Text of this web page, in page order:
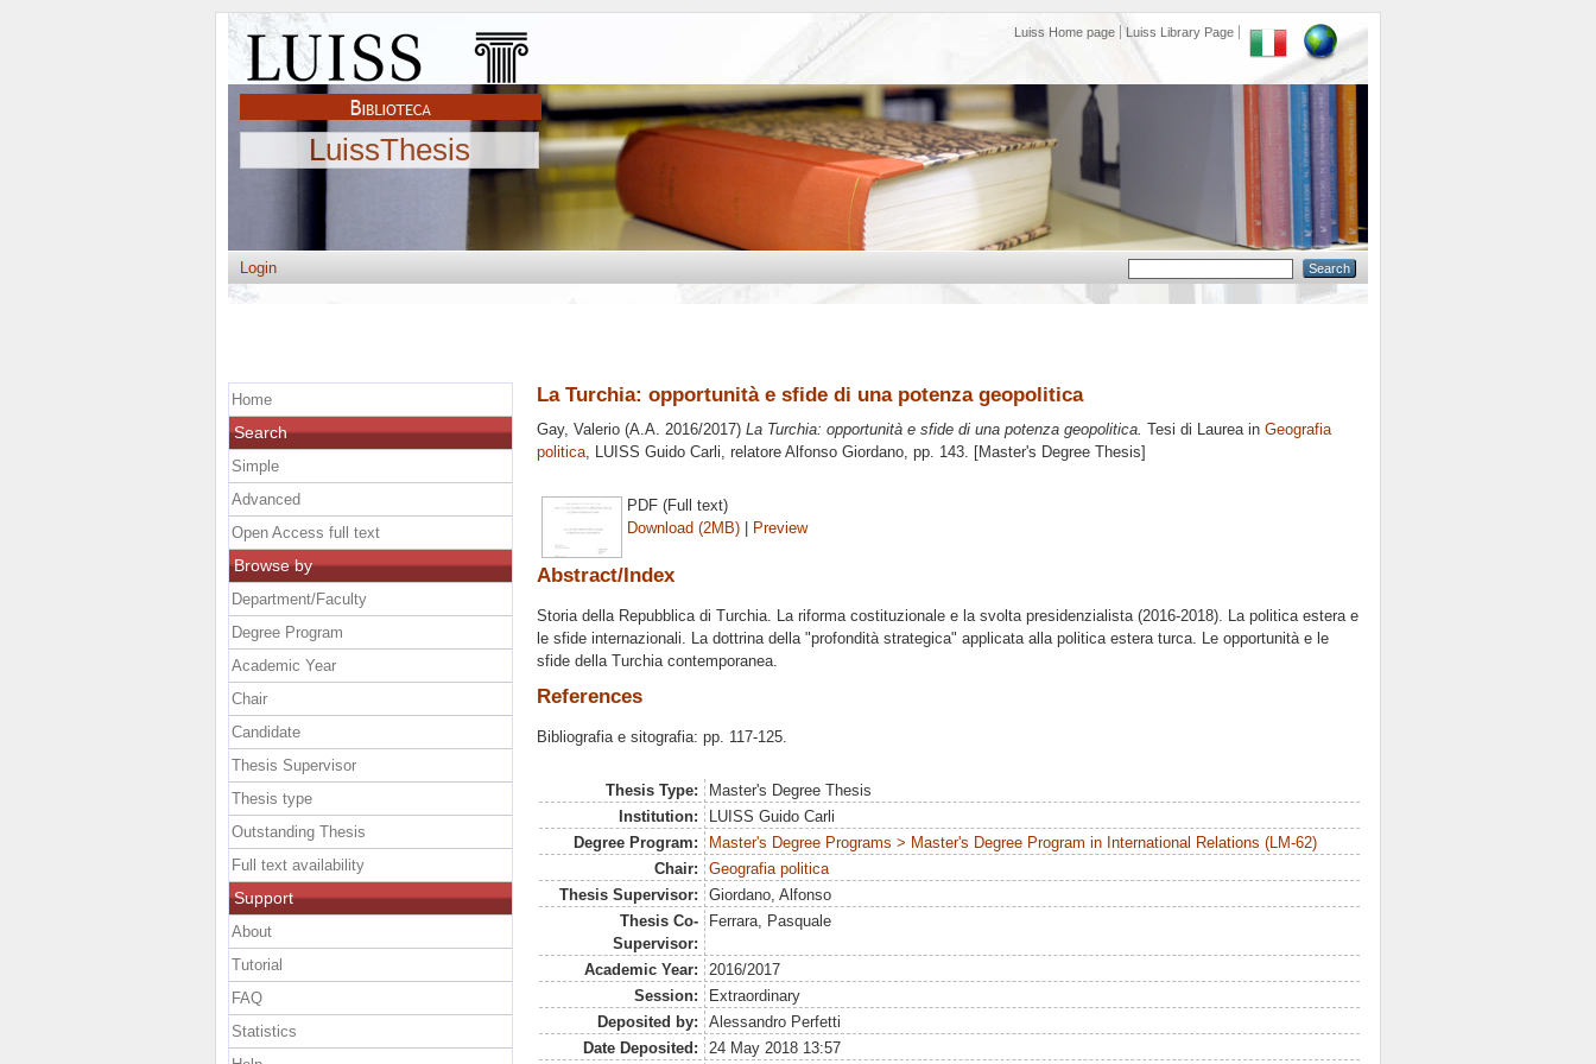
Luiss Home page Luiss Library Page
LuissThesis
Login
La Turchia: opportunità e sfide di una potenza geopolitica
Gay, Valerio (A.A. 2016/2017) La Turchia: opportunità e sfide di una potenza geopolitica. Tesi di Laurea in Geografia
politica, LUISS Guido Carli, relatore Alfonso Giordano, pp. 143. [Master's Degree Thesis]
PDF (Full text)
Download (2MB) | Preview
Abstract/Index
Storia della Repubblica di Turchia. La riforma costituzionale e la svolta presidenzialista (2016-2018). La politica estera e
le sfide internazionali. La dottrina della "profondità strategica" applicata alla politica estera turca. Le opportunità e le
sfide della Turchia contemporanea.
References
Bibliografia e sitografia: pp. 117-125.
Thesis Type:
Master's Degree Thesis
Institution:
LUISS Guido Carli
Degree Program:
Master's Degree Programs > Master's Degree Program in International Relations (LM-62)
Chair:
Geografia politica
Thesis Supervisor:
Giordano, Alfonso
Thesis Co-
Supervisor:
Ferrara, Pasquale
Academic Year:
2016/2017
Session:
Extraordinary
Deposited by:
Alessandro Perfetti
Date Deposited:
24 May 2018 13:57
Home
Search
Simple
Advanced
Open Access full text
Browse by
Department/Faculty
Degree Program
Academic Year
Chair
Candidate
Thesis Supervisor
Thesis type
Outstanding Thesis
Full text availability
Support
About
Tutorial
FAQ
Statistics